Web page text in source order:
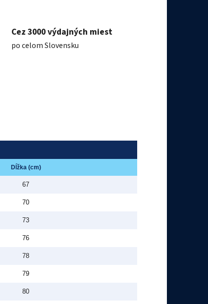
Cez 3000 výdajných miest
po celom Slovensku
Dĺžka (cm)
67
70
73
76
78
79
80